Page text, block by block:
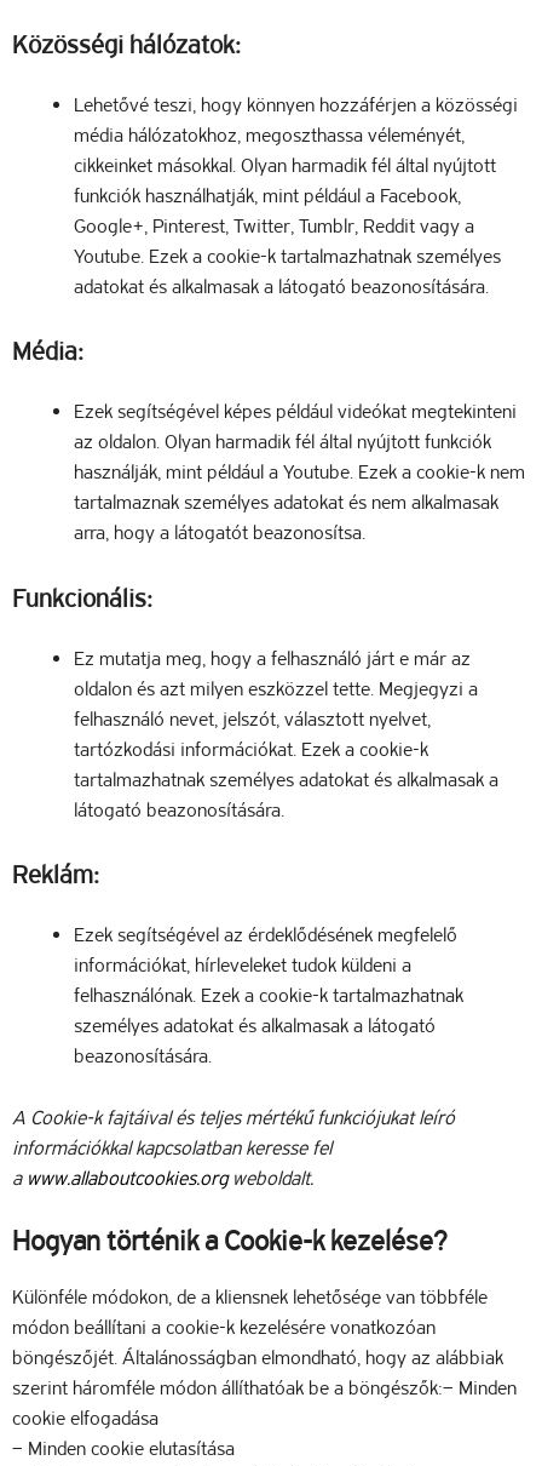
Közösségi hálózatok:
Lehetővé teszi, hogy könnyen hozzáférjen a közösségi
média hálózatokhoz, megoszthassa véleményét,
cikkeinket másokkal. Olyan harmadik fél által nyújtott
funkciók használhatják, mint például a Facebook,
Google+, Pinterest, Twitter, Tumblr, Reddit vagy a
Youtube. Ezek a cookie-k tartalmazhatnak személyes
adatokat és alkalmasak a látogató beazonosítására.
Média:
Ezek segítségével képes például videókat megtekinteni
az oldalon. Olyan harmadik fél által nyújtott funkciók
használják, mint például a Youtube. Ezek a cookie-k nem
tartalmaznak személyes adatokat és nem alkalmasak
arra, hogy a látogatót beazonosítsa.
Funkcionális:
Ez mutatja meg, hogy a felhasználó járt e már az
oldalon és azt milyen eszközzel tette. Megjegyzi a
felhasználó nevet, jelszót, választott nyelvet,
tartózkodási információkat. Ezek a cookie-k
tartalmazhatnak személyes adatokat és alkalmasak a
látogató beazonosítására.
Reklám:
Ezek segítségével az érdeklődésének megfelelő
információkat, hírleveleket tudok küldeni a
felhasználónak. Ezek a cookie-k tartalmazhatnak
személyes adatokat és alkalmasak a látogató
beazonosítására.
A Cookie-k fajtáival és teljes mértékű funkciójukat leíró
információkkal kapcsolatban keresse fel
a www.allaboutcookies.orgweboldalt.
Hogyan történik a Cookie-k kezelése?
Különféle módokon, de a kliensnek lehetősége van többféle
módon beállítani a cookie-k kezelésére vonatkozóan
böngészőjét. Általánosságban elmondható, hogy az alábbiak
szerint háromféle módon állíthatóak be a böngészők:– Minden
cookie elfogadása
– Minden cookie elutasítása